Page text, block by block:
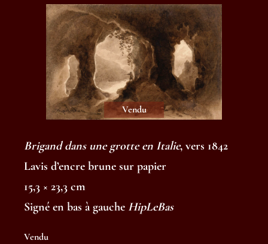
Vendu
Brigand dans une grotte en Italie, vers 1842
Lavis d’encre brune sur papier
15,3 × 23,3 cm
Signé en bas à gauche HipLeBas
Vendu